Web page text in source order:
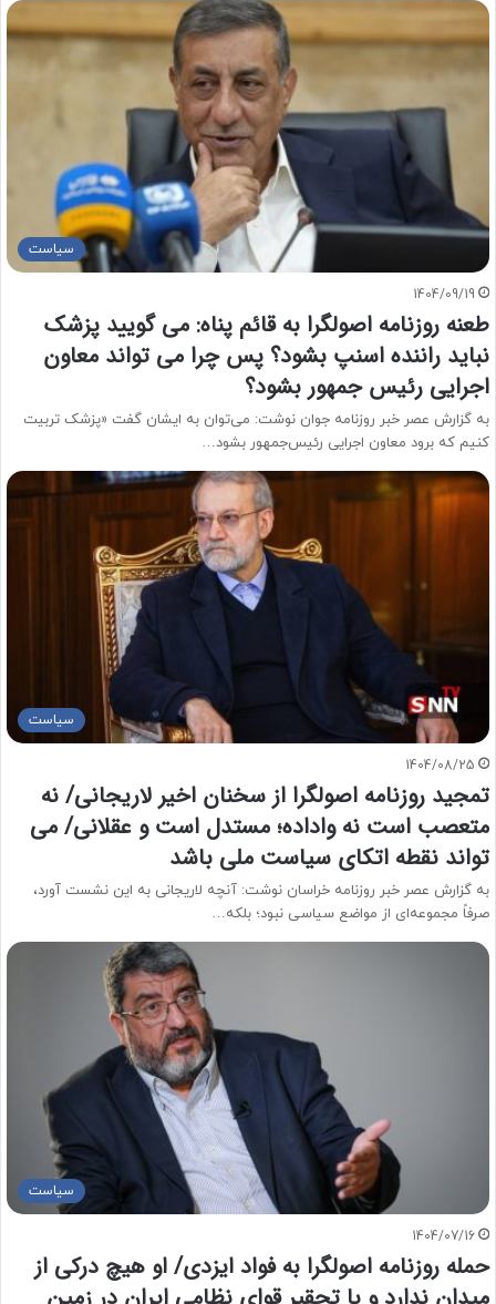
سیاست
1404/09/19
طعنه روزنامه اصولگرا به قائم پناه: می گویید پزشک
نباید راننده اسنپ بشود؟ پس چرا می تواند معاون
اجرایی رئیس جمهور بشود؟
به گزارش عصر خبر روزنامه جوان نوشت: می‌توان به ایشان گفت «پزشک تربیت
کنیم که برود معاون اجرایی رئیس‌جمهور بشود…
سیاست
1404/08/25
تمجید روزنامه اصولگرا از سخنان اخیر لاریجانی/ نه
متعصب است نه واداده؛ مستدل است و عقلانی/ می
تواند نقطه اتکای سیاست ملی باشد
به گزارش عصر خبر روزنامه خراسان نوشت: آنچه لاریجانی به این نشست آورد،
صرفاً مجموعه‌ای از مواضع سیاسی نبود؛ بلکه…
سیاست
1404/07/16
حمله روزنامه اصولگرا به فواد ایزدی/ او هیچ درکی از